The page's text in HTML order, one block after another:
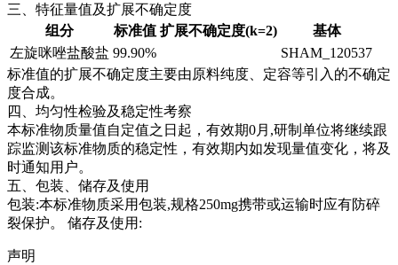
三、特征量值及扩展不确定度
组分
标准值 扩展不确定度(k=2)
基体
左旋咪唑盐酸盐 99.90%
SHAM_120537
标准值的扩展不确定度主要由原料纯度、定容等引入的不确定
度合成。
四、均匀性检验及稳定性考察
本标准物质量值自定值之日起，有效期0月,研制单位将继续跟
踪监测该标准物质的稳定性，有效期内如发现量值变化，将及
时通知用户。
五、包装、储存及使用
包装:本标准物质采用包装,规格250mg携带或运输时应有防碎
裂保护。 储存及使用:
声明